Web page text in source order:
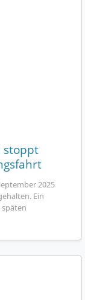
stoppt
2025
Ein